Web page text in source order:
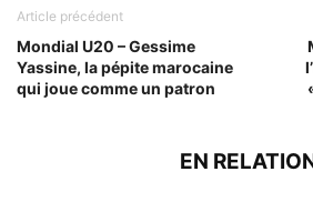
Article précédent
Mondial U20 – Gessime
Yassine, la pépite marocaine
qui joue comme un patron
EN